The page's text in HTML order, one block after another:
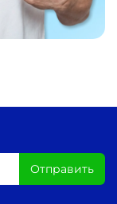
Отправить